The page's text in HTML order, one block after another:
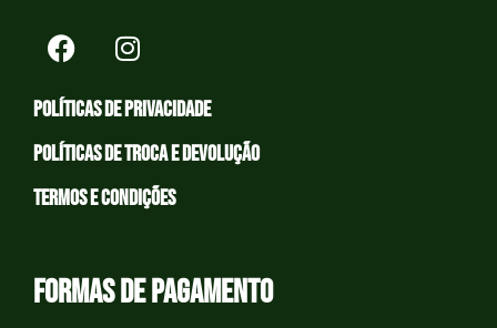
Políticas de privacidade
Políticas de Troca e devolução
Termos e condições
Formas de Pagamento